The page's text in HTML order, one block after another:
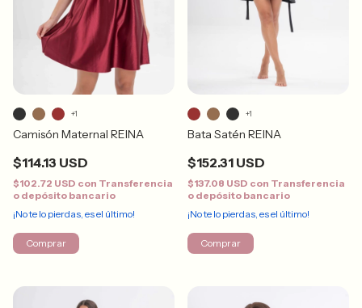
Camisón Maternal REINA
$114.13 USD
$102.72 USD con Transferencia
o depósito bancario
¡No te lo pierdas, es el último!
+1
Comprar
Bata Satén REINA
$152.31 USD
$137.08 USD con Transferencia
o depósito bancario
¡No te lo pierdas, es el último!
+1
Comprar